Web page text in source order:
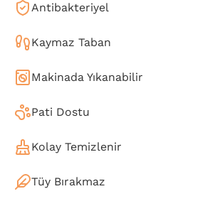
Antibakteriyel
Kaymaz Taban
Makinada Yıkanabilir
Pati Dostu
Kolay Temizlenir
Tüy Bırakmaz